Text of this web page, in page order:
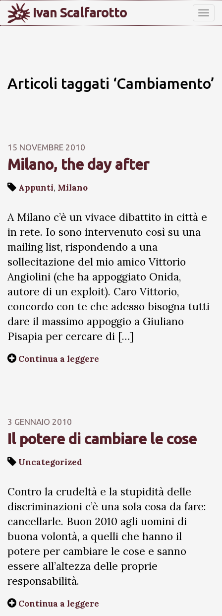
Ivan Scalfarotto
Articoli taggati ‘Cambiamento’
15 NOVEMBRE 2010
Milano, the day after
Appunti, Milano
A Milano c’è un vivace dibattito in città e
in rete. Io sono intervenuto così su una
mailing list, rispondendo a una
sollecitazione del mio amico Vittorio
Angiolini (che ha appoggiato Onida,
autore di un exploit). Caro Vittorio,
concordo con te che adesso bisogna tutti
dare il massimo appoggio a Giuliano
Pisapia per cercare di […]
Continua a leggere
3 GENNAIO 2010
Il potere di cambiare le cose
Uncategorized
Contro la crudeltà e la stupidità delle
discriminazioni c’è una sola cosa da fare:
cancellarle. Buon 2010 agli uomini di
buona volontà, a quelli che hanno il
potere per cambiare le cose e sanno
essere all’altezza delle proprie
responsabilità.
Continua a leggere